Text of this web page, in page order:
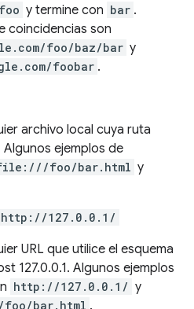
foo y termine con bar .
coincidencias son
foo/baz/bar y
foobar .
archivo local cuya ruta
Algunos ejemplos de
foo/bar.html y
http://127.0.0.1/
URL que utilice el esquema
127.0.0.1. Algunos ejemplos
http://127.0.0.1/ y
bar.html .